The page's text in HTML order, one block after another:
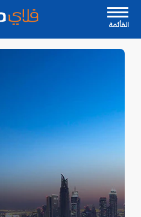
القأئمة